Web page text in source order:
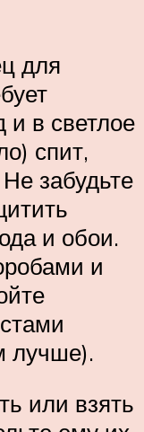
для
и в светлое
спит,
забудьте
и обои.
и
лучше).
или взять